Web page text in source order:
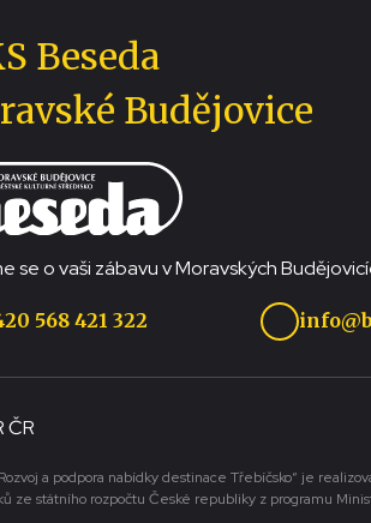
Beseda
Budějovice
se o vaši zábavu v Moravských
568 421 322
a podpora nabídky destinace Třebíčsko“ je
ze státního rozpočtu České republiky z programu